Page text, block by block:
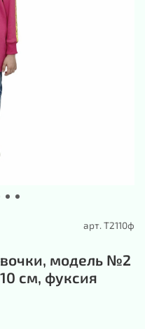
арт. Т2110ф
модель №2
см, фуксия